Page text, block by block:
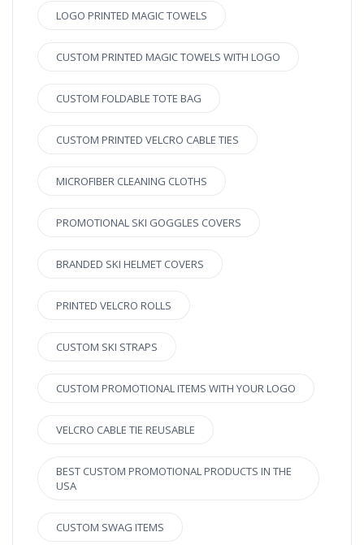
LOGO PRINTED MAGIC TOWELS
CUSTOM PRINTED MAGIC TOWELS WITH LOGO
CUSTOM FOLDABLE TOTE BAG
CUSTOM PRINTED VELCRO CABLE TIES
MICROFIBER CLEANING CLOTHS
PROMOTIONAL SKI GOGGLES COVERS
BRANDED SKI HELMET COVERS
PRINTED VELCRO ROLLS
CUSTOM SKI STRAPS
CUSTOM PROMOTIONAL ITEMS WITH YOUR LOGO
VELCRO CABLE TIE REUSABLE
BEST CUSTOM PROMOTIONAL PRODUCTS IN THE
USA
CUSTOM SWAG ITEMS